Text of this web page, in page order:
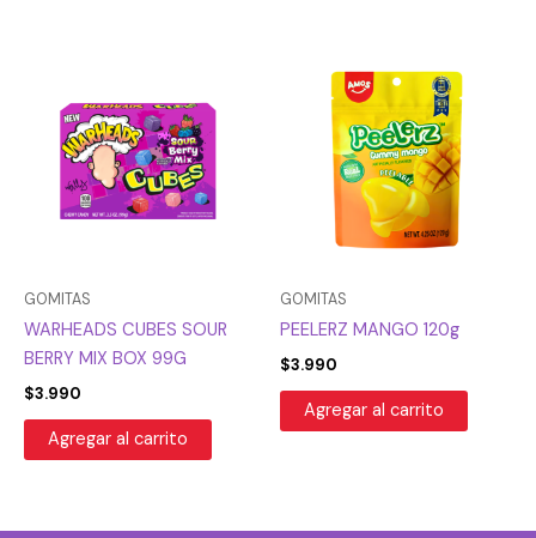
GOMITAS
WARHEADS CUBES SOUR
BERRY MIX BOX 99G
$3.990
Agregar al carrito
GOMITAS
PEELERZ MANGO 120g
$3.990
Agregar al carrito